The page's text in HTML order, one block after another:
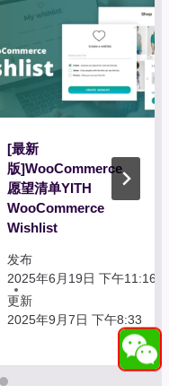
[最新
版]WooCommerce
愿望清单YITH
WooCommerce
Wishlist
发布
2025年6月19日 下午11:16
更新
2025年9月7日 下午8:33